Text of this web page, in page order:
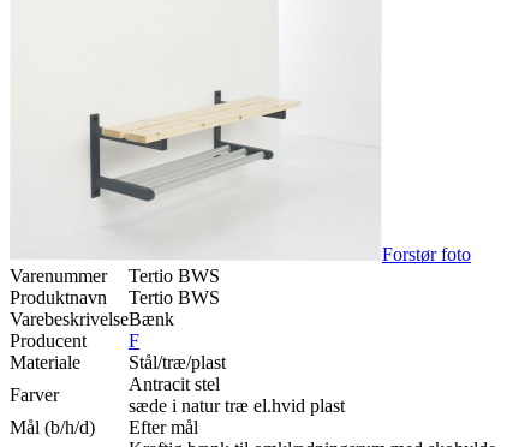
Forstør foto
Varenummer
Tertio BWS
Produktnavn
Tertio BWS
VarebeskrivelseBænk
Producent
F
Materiale
Stål/træ/plast
Farver
Antracit stel
sæde i natur træ el.hvid plast
Mål (b/h/d)
Efter mål